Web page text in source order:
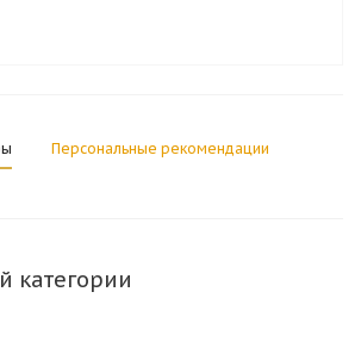
Персональные рекомендации
категории